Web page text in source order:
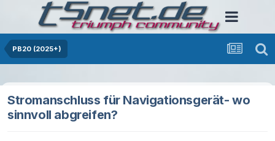
PB20 (2025+)
Stromanschluss für Navigationsgerät- wo
sinnvoll abgreifen?